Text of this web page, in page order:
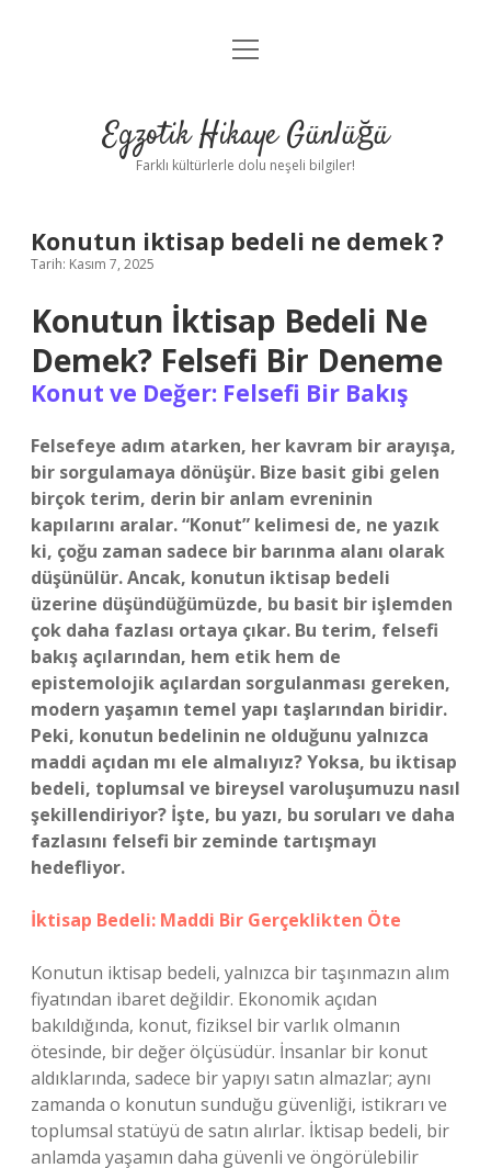
Anasayfa
Yasal Uyarı
menüyü
Egzotik Hikaye Günlüğü
Farklı kültürlerle dolu neşeli bilgiler!
Konutun iktisap bedeli ne demek ?
Tarih: Kasım 7, 2025
Konutun İktisap Bedeli Ne
Demek? Felsefi Bir Deneme
Konut ve Değer: Felsefi Bir Bakış
Felsefeye adım atarken, her kavram bir arayışa,
bir sorgulamaya dönüşür. Bize basit gibi gelen
birçok terim, derin bir anlam evreninin
kapılarını aralar. “Konut” kelimesi de, ne yazık
ki, çoğu zaman sadece bir barınma alanı olarak
düşünülür. Ancak, konutun iktisap bedeli
üzerine düşündüğümüzde, bu basit bir işlemden
çok daha fazlası ortaya çıkar. Bu terim, felsefi
bakış açılarından, hem etik hem de
epistemolojik açılardan sorgulanması gereken,
modern yaşamın temel yapı taşlarından biridir.
Peki, konutun bedelinin ne olduğunu yalnızca
maddi açıdan mı ele almalıyız? Yoksa, bu iktisap
bedeli, toplumsal ve bireysel varoluşumuzu nasıl
şekillendiriyor? İşte, bu yazı, bu soruları ve daha
fazlasını felsefi bir zeminde tartışmayı
hedefliyor.
İktisap Bedeli: Maddi Bir Gerçeklikten Öte
Konutun iktisap bedeli, yalnızca bir taşınmazın alım
fiyatından ibaret değildir. Ekonomik açıdan
bakıldığında, konut, fiziksel bir varlık olmanın
ötesinde, bir değer ölçüsüdür. İnsanlar bir konut
aldıklarında, sadece bir yapıyı satın almazlar; aynı
zamanda o konutun sunduğu güvenliği, istikrarı ve
toplumsal statüyü de satın alırlar. İktisap bedeli, bir
anlamda yaşamın daha güvenli ve öngörülebilir